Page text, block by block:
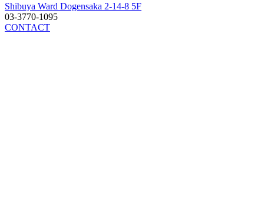
Shibuya Ward Dogensaka 2-14-8 5F
03-3770-1095
CONTACT